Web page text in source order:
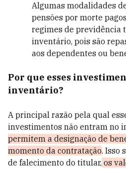
Algumas modalidades
pensões por morte
regimes de previdência
inventário, pois são
aos dependentes ou
Por que esses
inventário?
A principal razão pela qual
investimentos não entram no
permitem a designação de
momento da contratação. Isso
de falecimento do titular, os